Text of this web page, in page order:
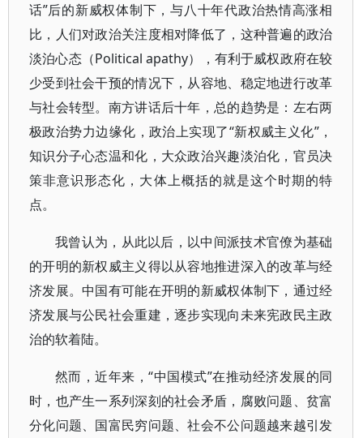
话”后的新威权体制下，与八十年代政治热情高涨相
比，人们对政治关注度相对降低了，这种普遍的政治
淡泊心态（Political apathy），有利于威权政府在较
少受到社会干预的情况下，从容地、稳定地进行改革
与社会转型。南方讲话后十年，总的趋势是：左右两
极政治势力边缘化，政治上实现了“新权威主义化”，
知识分子心态温和化，大众政治兴趣淡泊化，官员决
策非意识形态化，大体上概括的就是这个时期的特
点。
我曾认为，从此以后，以中间派技术官僚为基础
的开明的新权威主义得以从容地推进深入的改革与经
济发展。中国有可能在开明的新威权体制下，通过经
济发展与公民社会重建，逐步实现向未来宪政民主政
治的软着陆。
然而，近年来，“中国模式”在推动经济发展的同
时，也产生一系列深刻的社会矛盾，腐败问题、贫富
分化问题、国富民穷问题、社会不公问题越来越引发